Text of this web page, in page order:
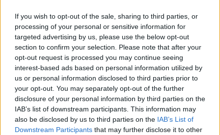
If you wish to opt-out of the sale, sharing to third parties, or
processing of your personal or sensitive information for
targeted advertising by us, please use the below opt-out
section to confirm your selection. Please note that after your
opt-out request is processed you may continue seeing
interest-based ads based on personal information utilized by
us or personal information disclosed to third parties prior to
your opt-out. You may separately opt-out of the further
disclosure of your personal information by third parties on the
IAB’s list of downstream participants. This information may
also be disclosed by us to third parties on the IAB’s List of
Downstream Participants that may further disclose it to other
Ο Αλέξης Τσίπρας παρουσιάζει
στις αρχές Σεπτεμβρίου το
τετραετές σχέδιο της Ελληνικής
Αριστερής Συμπαράταξης για την
ακρίβεια, τη φορολογική
δικαιοσύνη, την παραγωγική
ανασυγκρότηση και την ενίσχυση
του κοινωνικού κράτους
ΧΩΡΙΑ
Μέρα και νύχτα ανοιχτές οι
πόρτες της Παναγίας στην
Αγιάσο
Από το πρωί της Τετάρτης έως τα